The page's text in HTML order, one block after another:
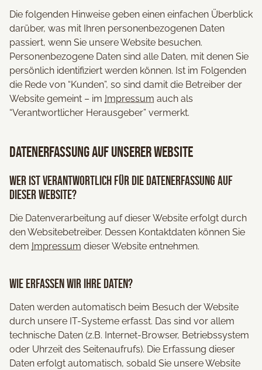
Die folgenden Hinweise geben einen einfachen Überblick
darüber, was mit Ihren personenbezogenen Daten
passiert, wenn Sie unsere Website besuchen.
Personenbezogene Daten sind alle Daten, mit denen Sie
persönlich identifiziert werden können. Ist im Folgenden
die Rede von “Kunden”, so sind damit die Betreiber der
Website gemeint – im Impressum auch als
“Verantwortlicher Herausgeber” vermerkt.
Datenerfassung auf unserer Website
Wer ist verantwortlich für die Datenerfassung auf
dieser Website?
Die Datenverarbeitung auf dieser Website erfolgt durch
den Websitebetreiber. Dessen Kontaktdaten können Sie
dem Impressum dieser Website entnehmen.
Wie erfassen wir Ihre Daten?
Daten werden automatisch beim Besuch der Website
durch unsere IT-Systeme erfasst. Das sind vor allem
technische Daten (z.B. Internet-Browser, Betriebssystem
oder Uhrzeit des Seitenaufrufs). Die Erfassung dieser
Daten erfolgt automatisch, sobald Sie unsere Website